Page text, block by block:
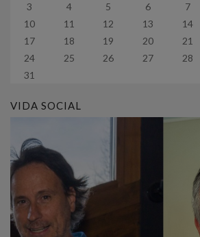
3
4 5 6 7
10
11 12 13 14
17
18 19 20 21
24
25 26 27 28
31
VIDA SOCIAL